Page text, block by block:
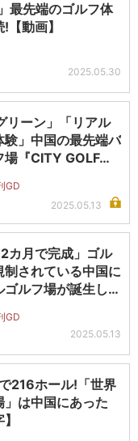
最先端のゴルフ体
動画】
2025.05.30
リーン」「リアル
験」中国の最先端バ
場『CITY GOLF…
GD
2025.05.13
カ月で完成」ゴル
制されている中国に
ゴルフ場が誕生した
GD
2025.05.13
216ホール!「世界
は中国にあった